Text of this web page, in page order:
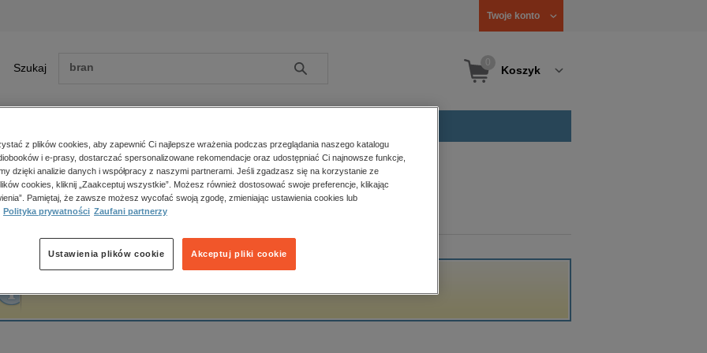
Twoje konto
Szukaj Szukaj Koszyk
Zobacz wszystkie E-prasa
polityka, społeczno-informacyjne
psychologiczne
popularno-naukowe
historia
główna Софія Яблонська
Яблонська
z plików cookies, aby zapewnić Ci najlepsze wrażenia podczas przeglądania naszego katalogu
i e-prasy, dostarczać spersonalizowane rekomendacje oraz udostępniać Ci najnowsze funkcje,
dzięki analizie danych i współpracy z naszymi partnerami. Jeśli zgadzasz się na korzystanie ze
cookies, kliknij „Zaakceptuj wszystkie”. Możesz również dostosować swoje preferencje, klikając
Pamiętaj, że zawsze możesz wycofać swoją zgodę, zmieniając ustawienia cookies lub
Polityka prywatności Zaufani partnerzy
Akceptuj pliki cookie
Ustawienia plików cookie